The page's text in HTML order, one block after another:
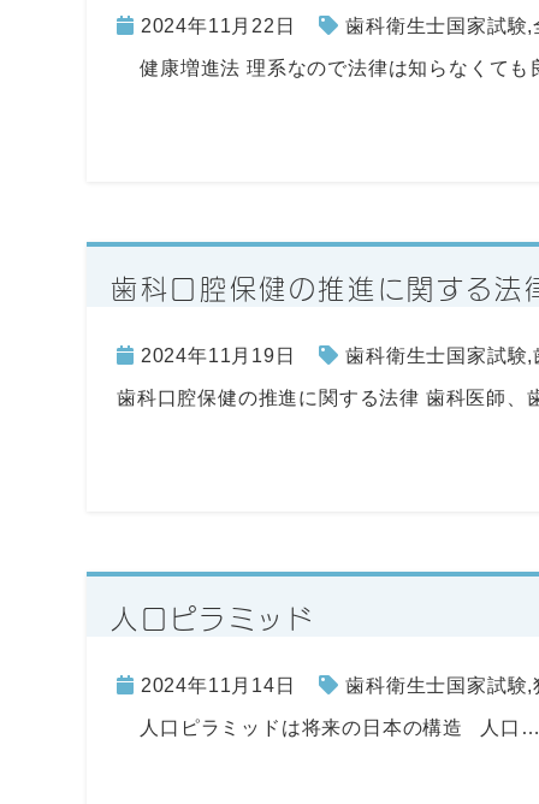
2024年11月22日 歯科衛生士国家試験,
健康増進法 理系なので法律は知らなくて
歯科口腔保健の推進に関する法
2024年11月19日 歯科衛生士国家試験,
歯科口腔保健の推進に関する法律 歯科医師
人口ピラミッド
2024年11月14日 歯科衛生士国家試験,
人口ピラミッドは将来の日本の構造 人口